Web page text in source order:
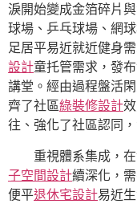
淚開始變成金箔碎片
球場、乒乓球場、網
足居平易近就近健身
設計童托管需求，發
講堂。經由過程盤活
齊了社區綠裝修設計
往、強化了社區認同
重視體系集成，
子空間設計續深化，
便平退休宅設計易近